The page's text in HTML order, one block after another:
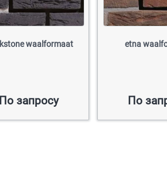
waalformaat
По запросу
etna
По